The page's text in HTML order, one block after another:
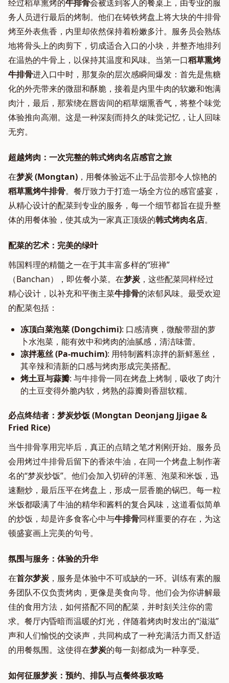
经过稻草熏烤的牛排骨会被送到客人的餐桌上，由专业的服
务人员进行最后的烤制。他们在铸铁烤盘上将大块的牛排骨
烤至外表焦香，内里却依然保持着粉嫩多汁。服务员会熟练
地将骨头上的肉剪下，切成适合入口的小块，并整齐地排列
在温热的牛骨上，以保持其温度和风味。当第一口稻草熏烤
牛排骨进入口中时，那复杂的层次感瞬间爆发：首先是焦糖
化的外壳带来的微甜和酥脆，接着是内里牛肉的软嫩和饱满
肉汁，最后，那萦绕在唇齿间的稻草烟熏香气，将整个味觉
体验推向高潮。这是一种深刻而持久的味觉记忆，让人回味
无穷。
超越烤肉：一次完整的韩式烤肉名店感官之旅
在梦炭 (Mongtan) ，用餐体验远不止于品尝那令人惊艳的
稻草熏烤牛排骨。餐厅致力于打造一场全方位的感官盛宴，
从精心设计的配菜到专业的服务，每一个细节都旨在提升整
体的用餐体验，使其成为一家真正顶级的韩式烤肉名店。
配菜的艺术：完美的绿叶
韩国料理的精髓之一在于其丰富多样的“班禅”
（Banchan），即佐餐小菜。在梦炭 ，这些配菜同样经过
精心设计，以补充和平衡主菜牛排骨的浓郁风味。最受欢迎
的配菜包括：
冻顶白菜泡菜 (Dongchimi): 口感清爽，微酸带甜的萝
卜水泡菜，能有效中和烤肉的油腻感，清洁味蕾。
凉拌葱丝 (Pa-muchim): 用特制酱料凉拌的新鲜葱丝，
其辛辣和清新的口感与烤肉形成完美搭配。
烤土豆与蒜瓣: 与牛排骨一同在烤盘上烤制，吸收了肉汁
的土豆变得外脆内软，烤熟的蒜瓣则香甜软糯。
必点终结者：梦炭炒饭 (Mongtan Deonjang Jjigae &
Fried Rice)
当牛排骨享用完毕后，真正的点睛之笔才刚刚开始。服务员
会用烤过牛排骨后留下的香浓牛油，在同一个烤盘上制作著
名的“梦炭炒饭”。他们会加入切碎的洋葱、泡菜和米饭，迅
速翻炒，最后压平在烤盘上，形成一层香脆的锅巴。每一粒
米饭都吸满了牛油的精华和酱料的复合风味，这道看似简单
的炒饭，却是许多食客心中与牛排骨同样重要的存在，为这
顿盛宴画上完美的句号。
氛围与服务：体验的升华
在首尔梦炭 ，服务是体验中不可或缺的一环。训练有素的服
务团队不仅负责烤肉，更像是美食向导。他们会为你讲解最
佳的食用方法，如何搭配不同的配菜，并时刻关注你的需
求。餐厅内昏暗而温暖的灯光，伴随着烤肉时发出的“滋滋”
声和人们愉悦的交谈声，共同构成了一种充满活力而又舒适
的用餐氛围。这使得在梦炭的每一刻都成为一种享受。
如何征服梦炭：预约、排队与点餐终极攻略